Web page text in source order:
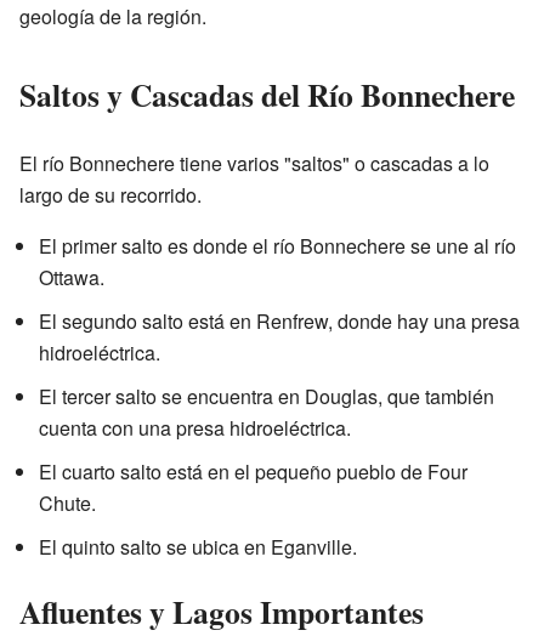
geología de la región.
Saltos y Cascadas del Río Bonnechere
El río Bonnechere tiene varios "saltos" o cascadas a lo
largo de su recorrido.
El primer salto es donde el río Bonnechere se une al río
Ottawa.
El segundo salto está en Renfrew, donde hay una presa
hidroeléctrica.
El tercer salto se encuentra en Douglas, que también
cuenta con una presa hidroeléctrica.
El cuarto salto está en el pequeño pueblo de Four
Chute.
El quinto salto se ubica en Eganville.
Afluentes y Lagos Importantes